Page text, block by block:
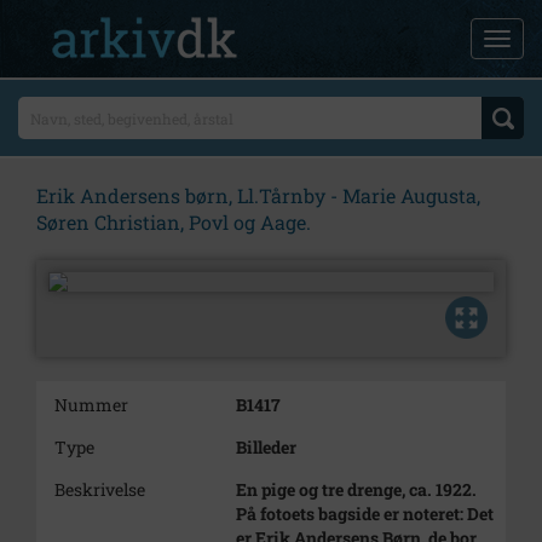
Erik Andersens børn, Ll.Tårnby - Marie Augusta,
Søren Christian, Povl og Aage.
Nummer
B1417
Type
Billeder
Beskrivelse
En pige og tre drenge, ca. 1922.
På fotoets bagside er noteret: Det